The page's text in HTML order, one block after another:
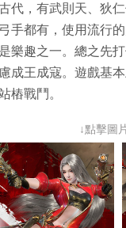
代，有武則天、狄
手都有，使用流行
樂趣之一。總之先
成王成寇。遊戲基
樁戰鬥。
↓點擊圖